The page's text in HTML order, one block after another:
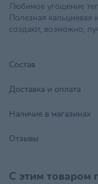
Вкус
Возраст питомца
Импортер в РБ
Производитель
Любимое угощение
Полезная кальциевая
создают, возможно,
Состав
Доставка и оплата
Наличие в магазинах
Отзывы
С этим товаром